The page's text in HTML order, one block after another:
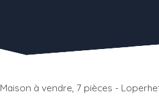
Maison à vendre, 7 pièces -